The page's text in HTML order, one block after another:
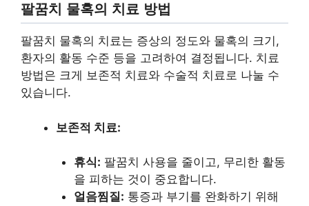
팔꿈치 물혹의 치료 방법
팔꿈치 물혹의 치료는 증상의 정도와 물혹의 크기,
환자의 활동 수준 등을 고려하여 결정됩니다. 치료
방법은 크게 보존적 치료와 수술적 치료로 나눌 수
있습니다.
보존적 치료:
휴식: 팔꿈치 사용을 줄이고, 무리한 활동
을 피하는 것이 중요합니다.
얼음찜질: 통증과 부기를 완화하기 위해